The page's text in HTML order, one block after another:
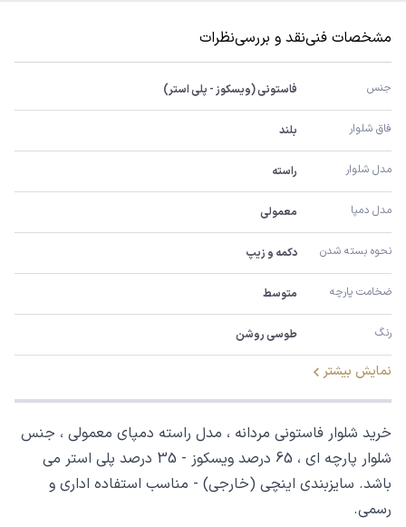
مشخصات فنینقد و بررسینظرات
جنس فاستونی (ویسکوز - پلی استر)
فاق شلوار بلند
مدل شلوار راسته
مدل دمپا معمولی
نحوه بسته شدن دکمه و زیپ
ضخامت پارچه متوسط
رنگ طوسی روشن
نمایش بیشتر
خرید شلوار فاستونی مردانه ، مدل راسته دمپای معمولی ، جنس
شلوار پارچه ای ، 65 درصد ویسکوز - 35 درصد پلی استر می
باشد. سایزبندی اینچی (خارجی) - مناسب استفاده اداری و
رسمی.